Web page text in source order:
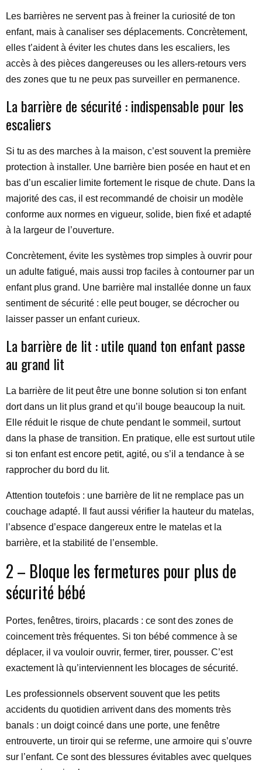
Les barrières ne servent pas à freiner la curiosité de ton
enfant, mais à canaliser ses déplacements. Concrètement,
elles t’aident à éviter les chutes dans les escaliers, les
accès à des pièces dangereuses ou les allers-retours vers
des zones que tu ne peux pas surveiller en permanence.
La barrière de sécurité : indispensable pour les
escaliers
Si tu as des marches à la maison, c’est souvent la première
protection à installer. Une barrière bien posée en haut et en
bas d’un escalier limite fortement le risque de chute. Dans la
majorité des cas, il est recommandé de choisir un modèle
conforme aux normes en vigueur, solide, bien fixé et adapté
à la largeur de l’ouverture.
Concrètement, évite les systèmes trop simples à ouvrir pour
un adulte fatigué, mais aussi trop faciles à contourner par un
enfant plus grand. Une barrière mal installée donne un faux
sentiment de sécurité : elle peut bouger, se décrocher ou
laisser passer un enfant curieux.
La barrière de lit : utile quand ton enfant passe
au grand lit
La barrière de lit peut être une bonne solution si ton enfant
dort dans un lit plus grand et qu’il bouge beaucoup la nuit.
Elle réduit le risque de chute pendant le sommeil, surtout
dans la phase de transition. En pratique, elle est surtout utile
si ton enfant est encore petit, agité, ou s’il a tendance à se
rapprocher du bord du lit.
Attention toutefois : une barrière de lit ne remplace pas un
couchage adapté. Il faut aussi vérifier la hauteur du matelas,
l’absence d’espace dangereux entre le matelas et la
barrière, et la stabilité de l’ensemble.
2 – Bloque les fermetures pour plus de
sécurité bébé
Portes, fenêtres, tiroirs, placards : ce sont des zones de
coincement très fréquentes. Si ton bébé commence à se
déplacer, il va vouloir ouvrir, fermer, tirer, pousser. C’est
exactement là qu’interviennent les blocages de sécurité.
Les professionnels observent souvent que les petits
accidents du quotidien arrivent dans des moments très
banals : un doigt coincé dans une porte, une fenêtre
entrouverte, un tiroir qui se referme, une armoire qui s’ouvre
sur l’enfant. Ce sont des blessures évitables avec quelques